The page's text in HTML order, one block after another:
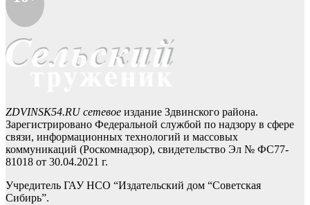
ZDVINSK54.RU сетевое издание Здвинского района.
Зарегистрировано Федеральной службой по надзору в сфере
связи, информационных технологий и массовых
коммуникаций (Роскомнадзор), свидетельство Эл № ФС77-
81018 от 30.04.2021 г.
Учредитель ГАУ НСО “Издательский дом “Советская
Сибирь”.